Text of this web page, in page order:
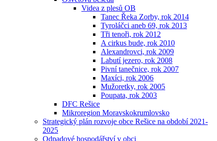
Videa z plesů OB
Tanec Řeka Zorby, rok 2014
Tyroláčci aneb 69, rok 2013
Tři tenoři, rok 2012
A cirkus bude, rok 2010
Alexandrovci, rok 2009
Labutí jezero, rok 2008
Pivní tanečnice, rok 2007
Maxíci, rok 2006
Mužoretky, rok 2005
Poupata, rok 2003
DFC Rešice
Mikroregion Moravskokrumlovsko
Strategický plán rozvoje obce Rešice na období 2021-
2025
Odpadové hospodářství v obci